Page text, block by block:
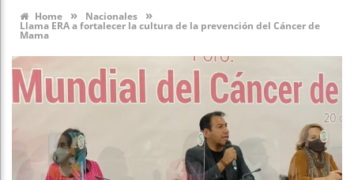
Home » Nacionales »
Llama ERA a fortalecer la cultura de la prevención del Cáncer de
Mama